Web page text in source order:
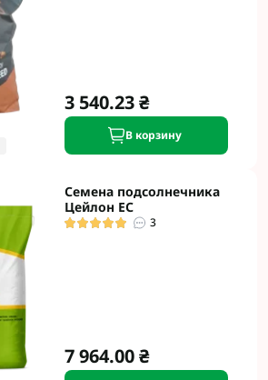
3 540.23 ₴
В корзину
Семена подсолнечника
Цейлон ЕС
3
7 964.00 ₴